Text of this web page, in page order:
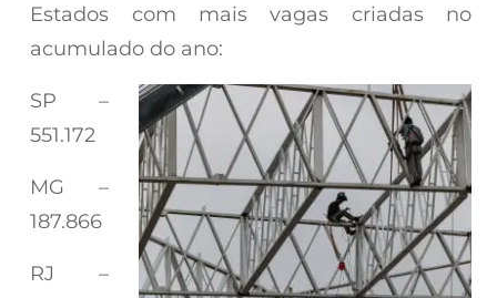
Estados com mais vagas criadas no
acumulado do ano:
SP –
551.172
MG –
187.866
RJ –